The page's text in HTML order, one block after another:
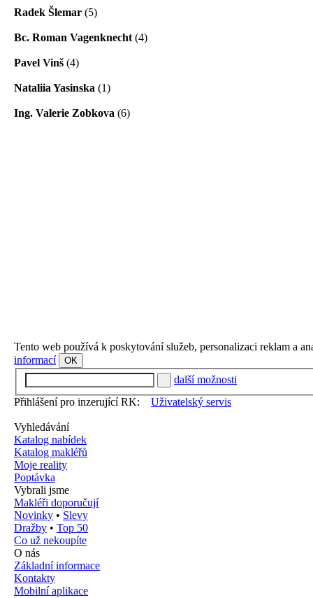
Radek Šlemar (5)
Bc. Roman Vagenknecht (4)
Pavel Vinš (4)
Nataliia Yasinska (1)
Ing. Valerie Zobkova (6)
Tento web používá k poskytování služeb, personalizaci reklam a
informací
OK
další možnosti
Přihlášení pro inzerující RK:
Uživatelský servis
Vyhledávání
Katalog nabídek
Katalog makléřů
Moje reality
Poptávka
Vybrali jsme
Makléři doporučují
Novinky • Slevy
Dražby • Top 50
Co už nekoupíte
O nás
Základní informace
Kontakty
Mobilní aplikace